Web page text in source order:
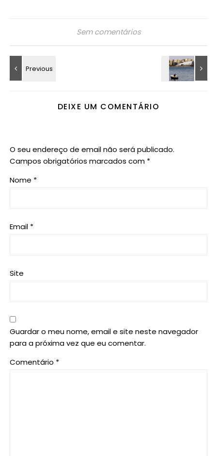
Sem comentários
DEIXE UM COMENTÁRIO
O seu endereço de email não será publicado.
Campos obrigatórios marcados com *
Nome *
Email *
Site
Guardar o meu nome, email e site neste navegador
para a próxima vez que eu comentar.
Comentário *